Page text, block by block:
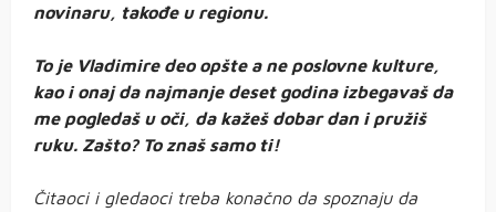
novinaru, takođe u regionu.
To je Vladimire deo opšte a ne poslovne kulture,
kao i onaj da najmanje deset godina izbegavaš da
me pogledaš u oči, da kažeš dobar dan i pružiš
ruku. Zašto? To znaš samo ti!
Čitaoci i gledaoci treba konačno da spoznaju da